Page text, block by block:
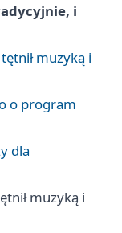
i
muzyką i
o program
dla
muzyką i